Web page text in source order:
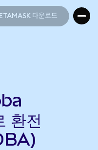
다운로드
환전